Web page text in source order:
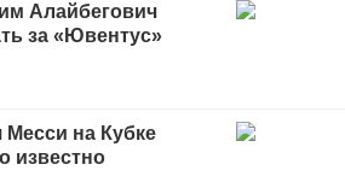
Алайбегович
за «Ювентус»
на Кубке
известно